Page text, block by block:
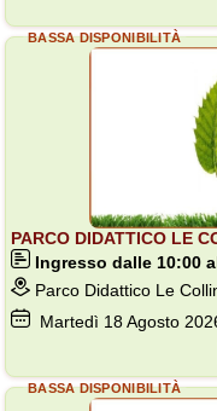
PARCO DIDATTICO LE
Ingresso dalle 10:00
Parco Didattico Le
Martedì 18Agosto
BASSA DISPONIBILITÀ
BASSA DISPONIBILITÀ